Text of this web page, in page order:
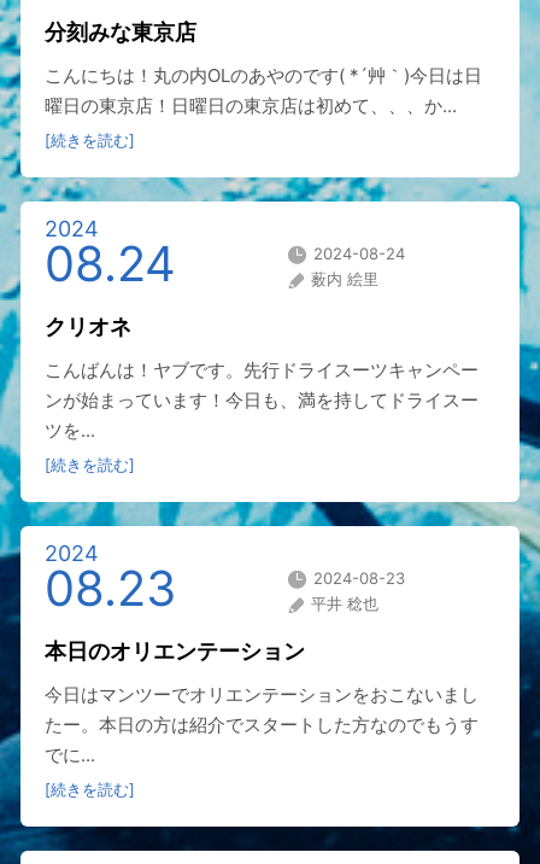
分刻みな東京店
こんにちは！丸の内OLのあやのです( *´艸｀)今日は日
曜日の東京店！日曜日の東京店は初めて、、、か...
[続きを読む]
2024
08.24
2024-08-24
薮内 絵里
クリオネ
こんばんは！ヤブです。先行ドライスーツキャンペー
ンが始まっています！今日も、満を持してドライスー
ツを...
[続きを読む]
2024
08.23
2024-08-23
平井 稔也
本日のオリエンテーション
今日はマンツーでオリエンテーションをおこないまし
たー。本日の方は紹介でスタートした方なのでもうす
でに...
[続きを読む]